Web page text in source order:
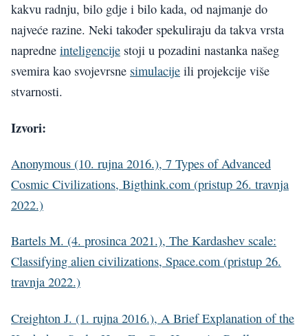
kakvu radnju, bilo gdje i bilo kada, od najmanje do
najveće razine. Neki također spekuliraju da takva vrsta
napredne inteligencije stoji u pozadini nastanka našeg
svemira kao svojevrsne simulacije ili projekcije više
stvarnosti.
Izvori:
Anonymous (10. rujna 2016.), 7 Types of Advanced
Cosmic Civilizations, Bigthink.com (pristup 26. travnja
2022.)
Bartels M. (4. prosinca 2021.), The Kardashev scale:
Classifying alien civilizations, Space.com (pristup 26.
travnja 2022.)
Creighton J. (1. rujna 2016.), A Brief Explanation of the